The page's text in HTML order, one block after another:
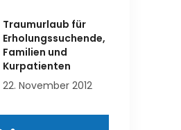
Traumurlaub für
Erholungssuchende,
Familien und
Kurpatienten
22. November 2012